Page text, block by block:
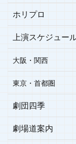
ホリプロ
上演スケジュー
大阪・関西
東京・首都圏
劇団四季
劇場道案内